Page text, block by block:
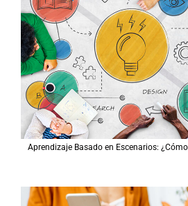
Aprendizaje Basado en Escenarios: